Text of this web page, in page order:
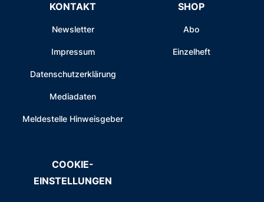
KONTAKT
Newsletter
Impressum
Datenschutzerklärung
Mediadaten
Meldestelle Hinweisgeber
SHOP
Abo
Einzelheft
COOKIE-
EINSTELLUNGEN